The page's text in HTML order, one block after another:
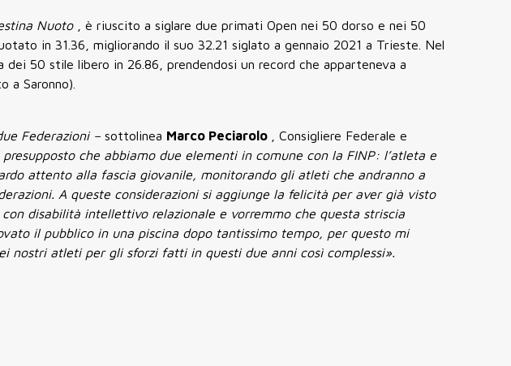
Nuoto
, è riuscito a siglare due primati Open nei 50 dorso e nei 50
in 31.36, migliorando il suo 32.21 siglato a gennaio 2021 a Trieste. Nel
dei 50 stile libero in 26.86, prendendosi un record che apparteneva a
a Saronno).
Federazioni – sottolinea Marco Peciarolo
, Consigliere Federale e
che abbiamo due elementi in comune con la FINP: l’atleta e
attento alla fascia giovanile, monitorando gli atleti che andranno a
A queste considerazioni si aggiunge la felicità per aver già visto
disabilità intellettivo relazionale e vorremmo che questa striscia
il pubblico in una piscina dopo tantissimo tempo, per questo mi
nostri atleti per gli sforzi fatti in questi due anni così complessi».